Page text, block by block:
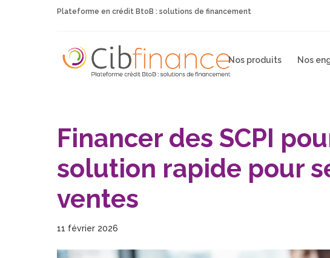
Plateforme en crédit BtoB : solutions de financement
Nos produits Nos
Financer des SCPI
solution rapide pour
ventes
11 février 2026